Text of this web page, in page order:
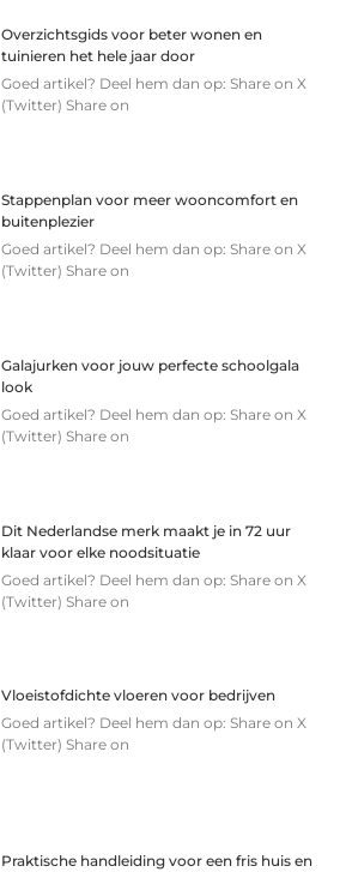
Overzichtsgids voor beter wonen en
tuinieren het hele jaar door
Goed artikel? Deel hem dan op: Share on X
(Twitter) Share on
Stappenplan voor meer wooncomfort en
buitenplezier
Goed artikel? Deel hem dan op: Share on X
(Twitter) Share on
Galajurken voor jouw perfecte schoolgala
look
Goed artikel? Deel hem dan op: Share on X
(Twitter) Share on
Dit Nederlandse merk maakt je in 72 uur
klaar voor elke noodsituatie
Goed artikel? Deel hem dan op: Share on X
(Twitter) Share on
Vloeistofdichte vloeren voor bedrijven
Goed artikel? Deel hem dan op: Share on X
(Twitter) Share on
Praktische handleiding voor een fris huis en